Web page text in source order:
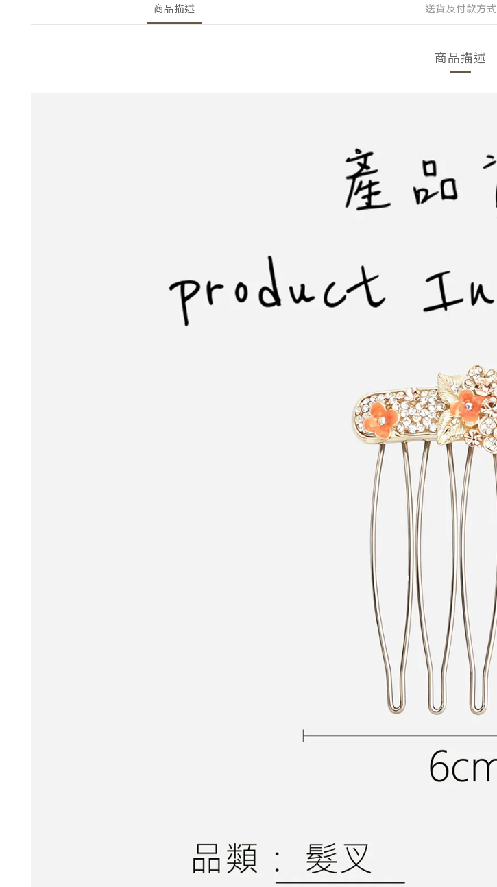
商品描述 送貨及付款方式
商品描述